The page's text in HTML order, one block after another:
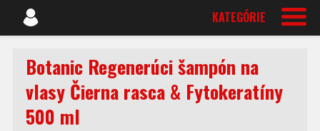
KATEGÓRIE
Botanic Regenerúci šampón na
vlasy Čierna rasca & Fytokeratíny
500 ml